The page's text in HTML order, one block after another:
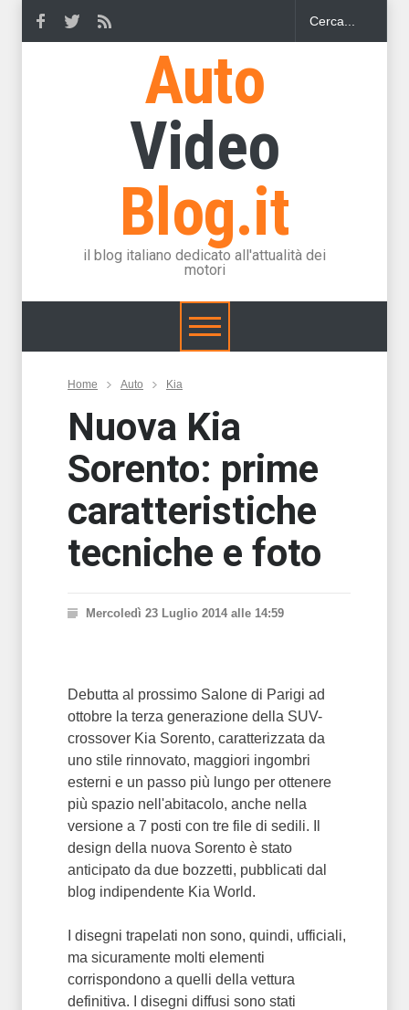
Auto
Video
Blog.it
il blog italiano dedicato all'attualità dei
motori
Home Auto Kia
Nuova Kia
Sorento: prime
caratteristiche
tecniche e foto
Mercoledì 23 Luglio 2014 alle 14:59
Debutta al prossimo Salone di Parigi ad
ottobre la terza generazione della SUV-
crossover Kia Sorento, caratterizzata da
uno stile rinnovato, maggiori ingombri
esterni e un passo più lungo per ottenere
più spazio nell'abitacolo, anche nella
versione a 7 posti con tre file di sedili. Il
design della nuova Sorento è stato
anticipato da due bozzetti, pubblicati dal
blog indipendente Kia World.
I disegni trapelati non sono, quindi, ufficiali,
ma sicuramente molti elementi
corrispondono a quelli della vettura
definitiva. I disegni diffusi sono stati